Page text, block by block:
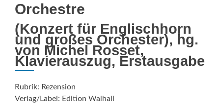
Orchestre
(Konzert für Englischhorn
und ­großes Orchester), hg.
von Michel Rosset,
Klavierauszug, Erstausgabe
Rubrik: Rezension
Verlag/Label: Edition Walhall